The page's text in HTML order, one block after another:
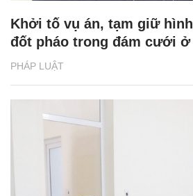
PHÁP LUẬT
Khởi tố vụ án, tạm giữ
đốt pháo trong đám cưới ở